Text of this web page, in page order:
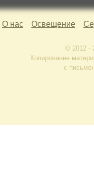
О нас Освещение
© 2012 -
Копирование
с